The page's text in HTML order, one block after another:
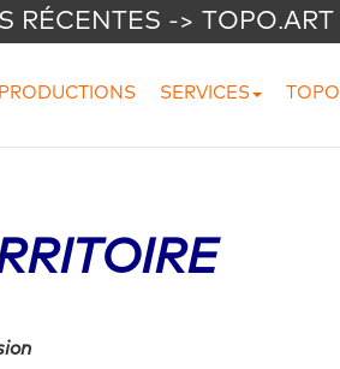
RÉCENTES -> TOPO.ART
PRODUCTIONS SERVICES TOPO